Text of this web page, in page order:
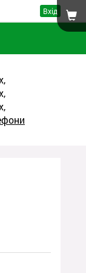
Вхід